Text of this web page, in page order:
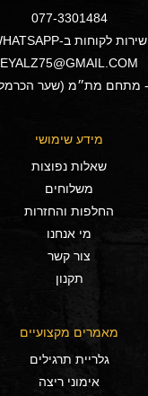
077-3301484
שירות לקוחות ב-WHATSAPP
EYALZ75@GMAIL.COM
מידע שימושי
שאלות נפוצות
משלוחים
החלפות והחזרות
מי אנחנו
צור קשר
תקנון
מאמרים מקצועיים
גלריית תרגילים
אימוני ריצה